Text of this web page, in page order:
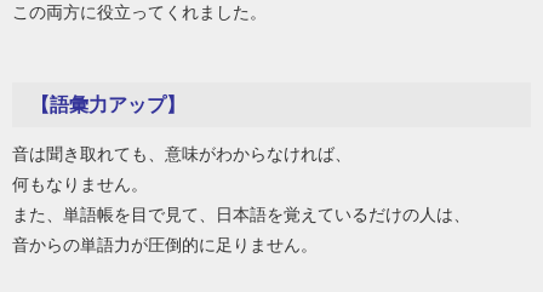
この両方に役立ってくれました。
【語彙力アップ】
音は聞き取れても、意味がわからなければ、
何もなりません。
また、単語帳を目で見て、日本語を覚えているだけの人は、
音からの単語力が圧倒的に足りません。